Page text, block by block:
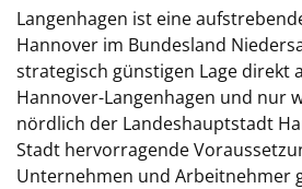
Langenhagen ist eine
Hannover im Bundesland
strategisch günstigen Lage direkt
Hannover-Langenhagen und nur
nördlich der Landeshauptstadt
Stadt hervorragende
Unternehmen und Arbeitnehmer